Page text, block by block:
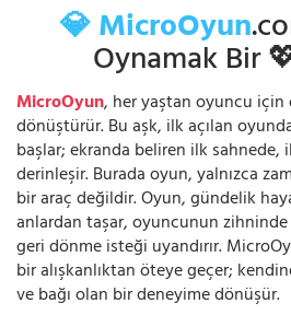
💎 MicroOyun
Oynamak Bir
MicroOyun, her yaştan oyuncu için
dönüştürür. Bu aşk, ilk açılan
başlar; ekranda beliren ilk sahnede,
derinleşir. Burada oyun, yalnızca
bir araç değildir. Oyun, gündelik
anlardan taşar, oyuncunun
geri dönme isteği uyandırır.
bir alışkanlıktan öteye geçer;
ve bağı olan bir deneyime dönüşür.